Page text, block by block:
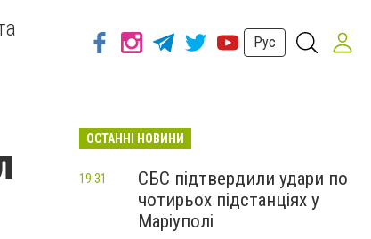
Рус
ОСТАННІ НОВИНИ
СБС підтвердили удари по
чотирьох підстанціях у
Маріуполі
19:31